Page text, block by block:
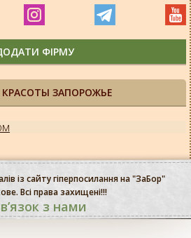
ЗАПОРОЖЬЕ
ФІРМУ
із сайту гіперпосилання на "ЗаБор"
Всі права захищені!!!
з нами